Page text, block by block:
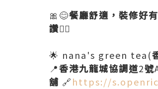
🎀😊餐廳舒適，裝修好
讚👍🏻
🌟 nana's green tea(
📍香港九龍城協調道2號
舖 🔗https://